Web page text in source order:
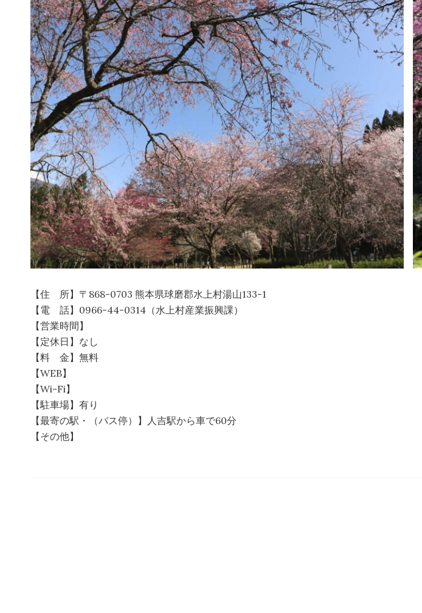
【住 所】〒868-0703 熊本県球磨郡水上村湯山133-1
【電 話】0966-44-0314（水上村産業振興課）
【営業時間】
【定休日】なし
【料 金】無料
【WEB】
【Wi-Fi】
【駐車場】有り
【最寄の駅・（バス停）】人吉駅から車で60分
【その他】